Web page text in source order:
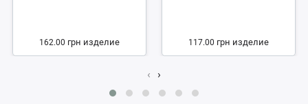
162.00 грн изделие 117.00 грн изделие
‹ ›